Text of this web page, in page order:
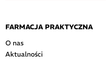
FARMACJA PRAKTYCZNA
O nas
Aktualności